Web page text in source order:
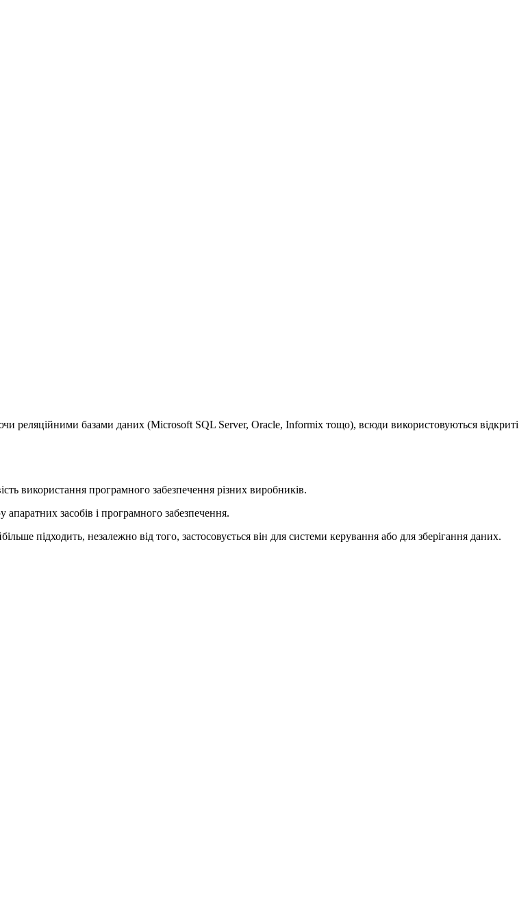
реляційними базами даних (Microsoft SQL Server, Oracle, Informix тощо), всюди використовуються відкриті
використання програмного забезпечення різних виробників.
засобів і програмного забезпечення.
підходить, незалежно від того, застосовується він для системи керування або для зберігання даних.